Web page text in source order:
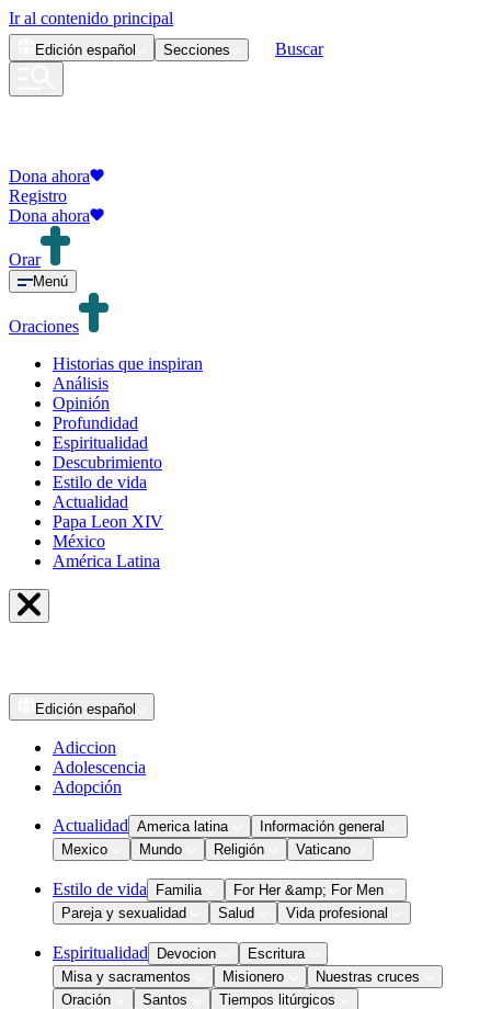
Ir al contenido principal
Edición español Secciones Buscar
Dona ahora
Registro
Dona ahora
Orar
Menú
Oraciones
Historias que inspiran
Análisis
Opinión
Profundidad
Espiritualidad
Descubrimiento
Estilo de vida
Actualidad
Papa Leon XIV
México
América Latina
Edición español
Adiccion
Adolescencia
Adopción
Actualidad America latina
Información general
Mexico
Mundo Religión Vaticano
Estilo de vida Familia
For Her &amp; For Men
Pareja y sexualidad
Salud Vida profesional
Espiritualidad Devocion
Escritura
Misa y sacramentos
Misionero
Nuestras cruces
Oración
Santos
Tiempos litúrgicos